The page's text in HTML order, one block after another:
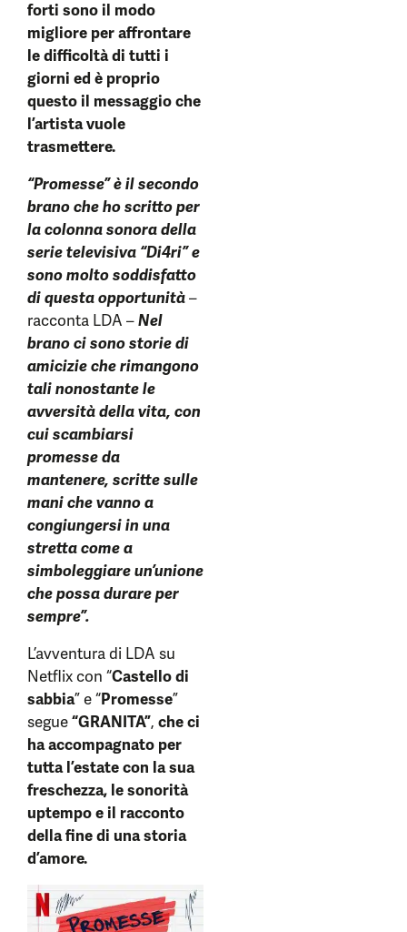
forti sono il modo
migliore per affrontare
le difficoltà di tutti i
giorni ed è proprio
questo il messaggio che
l’artista vuole
trasmettere.
“Promesse” è il secondo
brano che ho scritto per
la colonna sonora della
serie televisiva “Di4ri” e
sono molto soddisfatto
di questa opportunità–
racconta LDA –Nel
brano ci sono storie di
amicizie che rimangono
tali nonostante le
avversità della vita, con
cui scambiarsi
promesse da
mantenere, scritte sulle
mani che vanno a
congiungersi in una
stretta come a
simboleggiare un’unione
che possa durare per
sempre”.
L’avventura di LDA su
Netflix con “Castello di
sabbia” e “Promesse”
segue“GRANITA”, che ci
ha accompagnato per
tutta l’estate con la sua
freschezza, le sonorità
uptempo e il racconto
della fine di una storia
d’amore.